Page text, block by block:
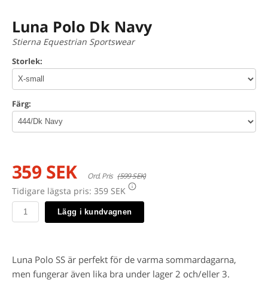
Luna Polo Dk Navy
Stierna Equestrian Sportswear
Storlek:
Färg:
359 SEK Ord. Pris (599 SEK)
Tidigare lägsta pris: 359 SEK
Lägg i kundvagnen
Luna Polo SS är perfekt för de varma sommardagarna,
men fungerar även lika bra under lager 2 och/eller 3.